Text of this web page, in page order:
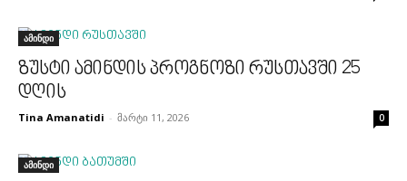
ამინდი
ზუსტი ამინდის პროგნოზი რუსთავში 25
დღის
Tina Amanatidi - მარტი 11, 2026 0
ამინდი